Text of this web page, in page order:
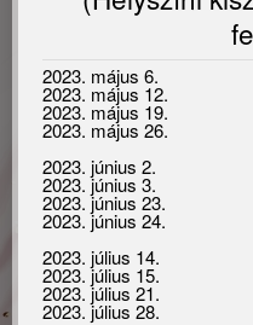
2023. május 6.
2023. május 12.
2023. május 19.
2023. május 26.
2023. június 2.
2023. június 3.
2023. június 23.
2023. június 24.
2023. július 14.
2023. július 15.
2023. július 21.
2023. július 28.